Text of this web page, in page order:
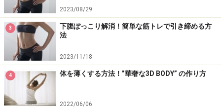
2023/08/29
3
下腹ぽっこり解消！簡単な筋トレで引き締める方
法
2023/11/18
4 体を薄くする方法！”華奢な3D BODY” の作り方
2022/06/06